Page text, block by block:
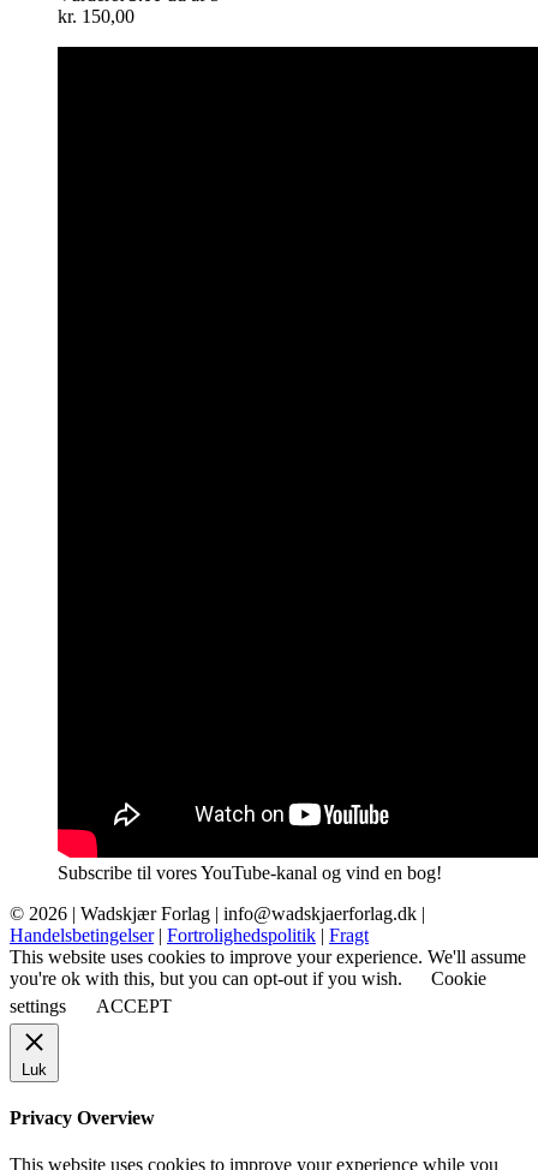
kr. 150,00
Subscribe til vores YouTube-kanal og vind en bog!
© 2026 | Wadskjær Forlag | info@wadskjaerforlag.dk |
Handelsbetingelser| Fortrolighedspolitik | Fragt
This website uses cookies to improve your experience. We'll assume
you're ok with this, but you can opt-out if you wish.
Cookie
settings
ACCEPT
Luk
Privacy Overview
This website uses cookies to improve your experience while you